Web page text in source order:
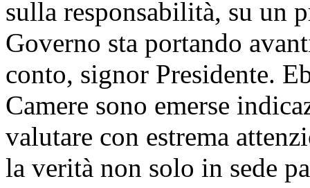
sulla responsabilità, su un
Governo sta portando
conto, signor Presidente.
Camere sono emerse
valutare con estrema
la verità non solo in sede